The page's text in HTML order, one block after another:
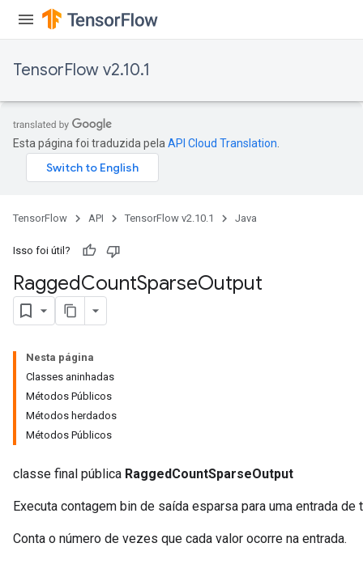
TensorFlow v2.10.1
Esta página foi traduzida pela API Cloud Translation
TensorFlow API TensorFlow v2.10.1 Java
Isso foi útil?
RaggedCountSparseOutput
Nesta página
Classes aninhadas
Métodos Públicos
Métodos herdados
Métodos Públicos
classe final pública RaggedCountSparseOutput
Executa contagem bin de saída esparsa para uma entrada de
Conta o número de vezes que cada valor ocorre na entrada.